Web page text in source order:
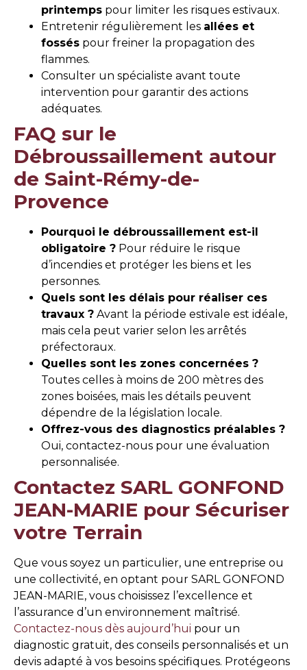
printemps pour limiter les risques estivaux.
Entretenir régulièrement les allées et
fossés pour freiner la propagation des
flammes.
Consulter un spécialiste avant toute
intervention pour garantir des actions
adéquates.
FAQ sur le
Débroussaillement autour
de Saint-Rémy-de-
Provence
Pourquoi le débroussaillement est-il
obligatoire ? Pour réduire le risque
d’incendies et protéger les biens et les
personnes.
Quels sont les délais pour réaliser ces
travaux ? Avant la période estivale est idéale,
mais cela peut varier selon les arrêtés
préfectoraux.
Quelles sont les zones concernées ?
Toutes celles à moins de 200 mètres des
zones boisées, mais les détails peuvent
dépendre de la législation locale.
Offrez-vous des diagnostics préalables ?
Oui, contactez-nous pour une évaluation
personnalisée.
Contactez SARL GONFOND
JEAN-MARIE pour Sécuriser
votre Terrain
Que vous soyez un particulier, une entreprise ou
une collectivité, en optant pour SARL GONFOND
JEAN-MARIE, vous choisissez l’excellence et
l’assurance d’un environnement maîtrisé.
Contactez-nous dès aujourd’hui pour un
diagnostic gratuit, des conseils personnalisés et un
devis adapté à vos besoins spécifiques. Protégeons